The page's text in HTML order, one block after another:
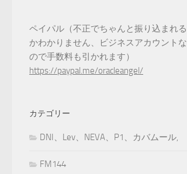
ペイパル（不正でちゃんと振り込まれる
かわかりません、ビジネスアカウントな
ので手数料も引かれます）
https://paypal.me/oracleangel/
カテゴリー
DNI、Lev、NEVA、P1、カバムール,
FM144